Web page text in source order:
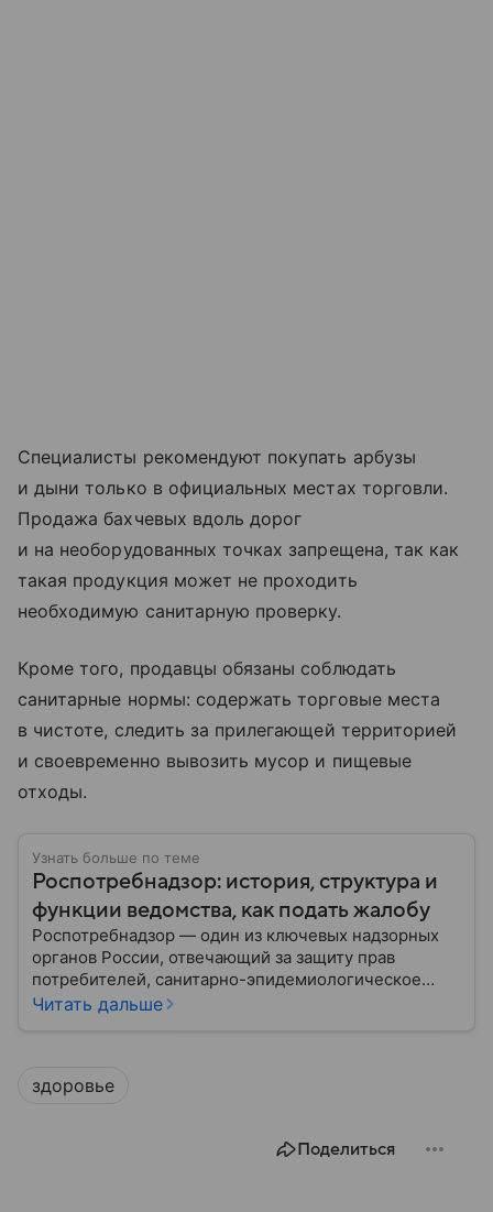
Специалисты рекомендуют покупать арбузы
и дыни только в официальных местах торговли.
Продажа бахчевых вдоль дорог
и на необорудованных точках запрещена, так как
такая продукция может не проходить
необходимую санитарную проверку.
Кроме того, продавцы обязаны соблюдать
санитарные нормы: содержать торговые места
в чистоте, следить за прилегающей территорией
и своевременно вывозить мусор и пищевые
отходы.
Узнать больше по теме
Роспотребнадзор: история, структура и
функции ведомства, как подать жалобу
Роспотребнадзор — один из ключевых надзорных
органов России, отвечающий за защиту прав
потребителей, санитарно-эпидемиологическое
благополучие населения и контроль соблюдения
Читать дальше
здоровье
Поделиться